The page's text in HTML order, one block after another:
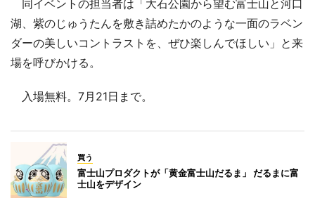
同イベントの担当者は「大石公園から望む富士山と河口
湖、紫のじゅうたんを敷き詰めたかのような一面のラベン
ダーの美しいコントラストを、ぜひ楽しんでほしい」と来
場を呼びかける。
入場無料。7月21日まで。
買う
富士山プロダクトが「黄金富士山だるま」 だるまに富
士山をデザイン